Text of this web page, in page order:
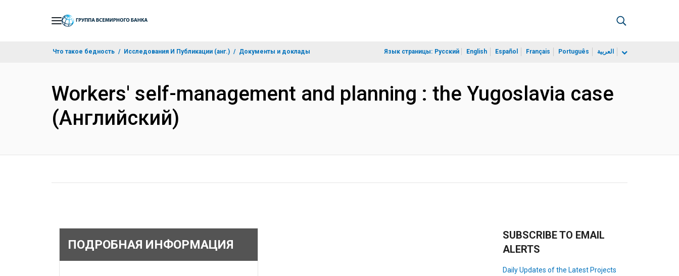
Что такое бедность Исследования И Публикации (анг.) Документы и доклады Язык страницы: Русский English Español Français Português العربية
Workers' self-management and planning : the Yugoslavia case
(Английский)
ПОДРОБНАЯ ИНФОРМАЦИЯ
SUBSCRIBE TO EMAIL
ALERTS
Daily Updates of the Latest Projects